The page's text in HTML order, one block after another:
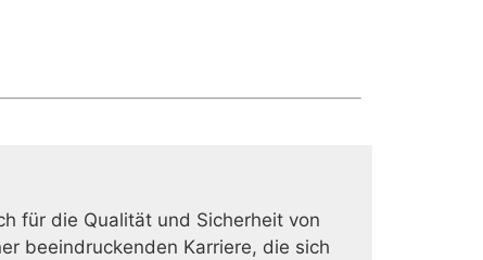
für die Qualität und Sicherheit von
beeindruckenden Karriere, die sich